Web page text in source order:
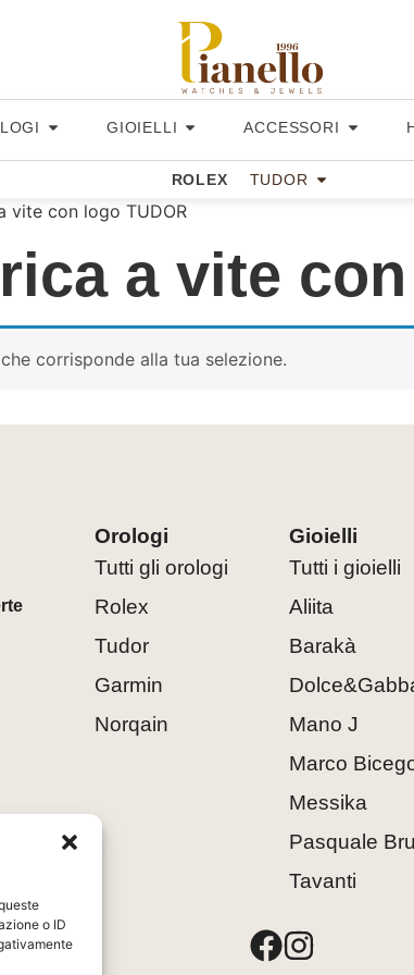
o ID
GIOIELLI ACCESSORI
ROLEX TUDOR
vite con logo TUDOR
a vite
corrisponde alla tua selezione.
Orologi
Tutti gli orologi
Rolex
Tudor
Garmin
Norqain
Gioielli
Tutti i gioielli
Aliita
Barakà
Mano J
Marco
Messika
Pasquale
Tavanti